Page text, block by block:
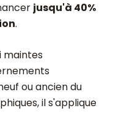
jusqu'à 40%
.
maintes
ou ancien du
il s'applique